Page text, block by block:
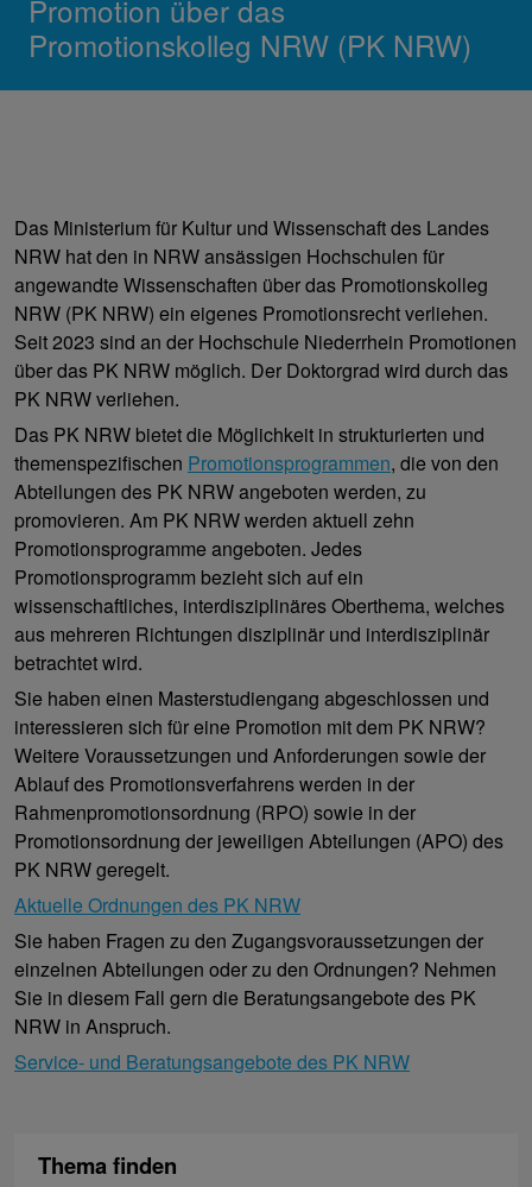
Promotion über das
Promotionskolleg NRW (PK NRW)
Das Ministerium für Kultur und Wissenschaft des Landes
NRW hat den in NRW ansässigen Hochschulen für
angewandte Wissenschaften über das Promotionskolleg
NRW (PK NRW) ein eigenes Promotionsrecht verliehen.
Seit 2023 sind an der Hochschule Niederrhein Promotionen
über das PK NRW möglich. Der Doktorgrad wird durch das
PK NRW verliehen.
Das PK NRW bietet die Möglichkeit in strukturierten und
themenspezifischen Promotionsprogrammen, die von den
Abteilungen des PK NRW angeboten werden, zu
promovieren. Am PK NRW werden aktuell zehn
Promotionsprogramme angeboten. Jedes
Promotionsprogramm bezieht sich auf ein
wissenschaftliches, interdisziplinäres Oberthema, welches
aus mehreren Richtungen disziplinär und interdisziplinär
betrachtet wird.
Sie haben einen Masterstudiengang abgeschlossen und
interessieren sich für eine Promotion mit dem PK NRW?
Weitere Voraussetzungen und Anforderungen sowie der
Ablauf des Promotionsverfahrens werden in der
Rahmenpromotionsordnung (RPO) sowie in der
Promotionsordnung der jeweiligen Abteilungen (APO) des
PK NRW geregelt.
Aktuelle Ordnungen des PK NRW
Sie haben Fragen zu den Zugangsvoraussetzungen der
einzelnen Abteilungen oder zu den Ordnungen? Nehmen
Sie in diesem Fall gern die Beratungsangebote des PK
NRW in Anspruch.
Service- und Beratungsangebote des PK NRW
Thema finden